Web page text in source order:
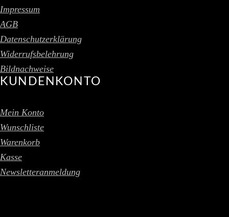
Impressum
AGB
Datenschutzerklärung
Widerrufsbelehrung
Bildnachweise
KUNDENKONTO
Mein Konto
Wunschliste
Warenkorb
Kasse
Newsletteranmeldung